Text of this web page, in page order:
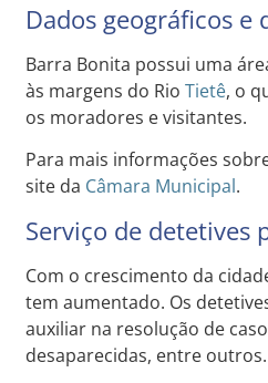
Dados geográficos e
Barra Bonita possui uma
às margens do Rio Tietê, o
os moradores e visitantes.
Para mais informações
site da Câmara Municipal.
Serviço de detetives
Com o crescimento da
tem aumentado. Os
auxiliar na resolução de
desaparecidas, entre outros.